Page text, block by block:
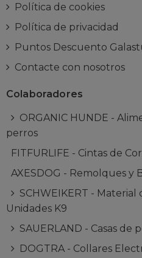
Política de cookies
Política de privacidad
Puntos Descuento
Contacte con nosotros
Colaboradores
ORGANIC HUNDE -
perros
FITFURLIFE - Cintas de
AXESDOG - Remolques y
SCHWEIKERT -
Unidades K9
SAUERLAND - Casas de
DOGTRA - Collares